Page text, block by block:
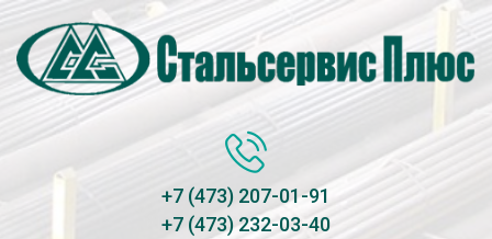
+7 (473) 207-01-91
+7 (473) 232-03-40